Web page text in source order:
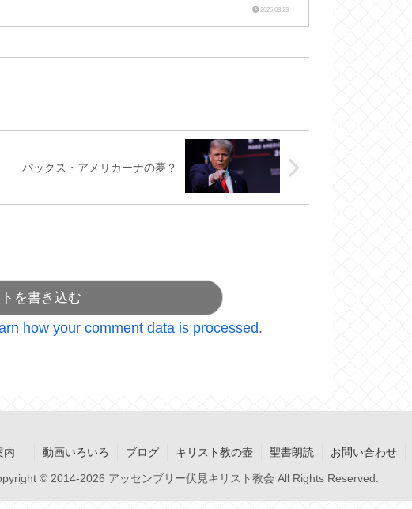
2026.03.23
パックス・アメリカーナの夢？
を書き込む
how your comment data is processed.
内 動画いろいろ ブログ キリスト教の壺 聖書朗読 お問い合わせ
© 2014-2026 アッセンブリー伏見キリスト教会 All Rights Reserved.